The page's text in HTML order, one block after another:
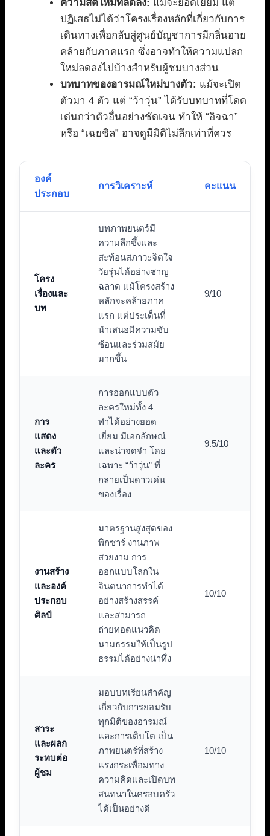
ความสดใหม่ที่ลดลง: แม้จะยอดเยี่ยม แต่
ปฏิเสธไม่ได้ว่าโครงเรื่องหลักที่เกี่ยวกับการ
เดินทางเพื่อกลับสู่ศูนย์บัญชาการมีกลิ่นอาย
คล้ายกับภาคแรก ซึ่งอาจทำให้ความแปลก
ใหม่ลดลงไปบ้างสำหรับผู้ชมบางส่วน
บทบาทของอารมณ์ใหม่บางตัว: แม้จะเปิด
ตัวมา 4 ตัว แต่ “ว้าวุ่น” ได้รับบทบาทที่โดด
เด่นกว่าตัวอื่นอย่างชัดเจน ทำให้ “อิจฉา”
หรือ “เฉยชิล” อาจดูมีมิติไม่ลึกเท่าที่ควร
องค์
ประกอบ
การวิเคราะห์ คะแนน
โครง
เรื่องและ
บท
บทภาพยนตร์มี
ความลึกซึ้งและ
สะท้อนสภาวะจิตใจ
วัยรุ่นได้อย่างชาญ
ฉลาด แม้โครงสร้าง
หลักจะคล้ายภาค
แรก แต่ประเด็นที่
นำเสนอมีความซับ
ซ้อนและร่วมสมัย
มากขึ้น
9/10
การ
แสดง
และตัว
ละคร
การออกแบบตัว
ละครใหม่ทั้ง 4
ทำได้อย่างยอด
เยี่ยม มีเอกลักษณ์
และน่าจดจำ โดย
เฉพาะ “ว้าวุ่น” ที่
กลายเป็นดาวเด่น
ของเรื่อง
9.5/10
งานสร้าง
และองค์
ประกอบ
ศิลป์
มาตรฐานสูงสุดของ
พิกซาร์ งานภาพ
สวยงาม การ
ออกแบบโลกใน
จินตนาการทำได้
อย่างสร้างสรรค์
และสามารถ
ถ่ายทอดแนวคิด
นามธรรมให้เป็นรูป
ธรรมได้อย่างน่าทึ่ง
10/10
สาระ
และผลก
ระทบต่อ
ผู้ชม
มอบบทเรียนสำคัญ
เกี่ยวกับการยอมรับ
ทุกมิติของอารมณ์
และการเติบโต เป็น
ภาพยนตร์ที่สร้าง
แรงกระเพื่อมทาง
ความคิดและเปิดบท
สนทนาในครอบครัว
ได้เป็นอย่างดี
10/10